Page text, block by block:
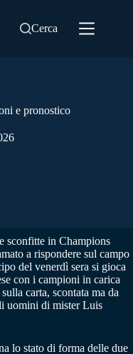
Cerca
e pronostico
sconfitte in Champions
a rispondere sul campo
del venerdì sera si gioca
con i campioni in carica
carta, scontata ma da
uomini di mister Luis
lo stato di forma delle due